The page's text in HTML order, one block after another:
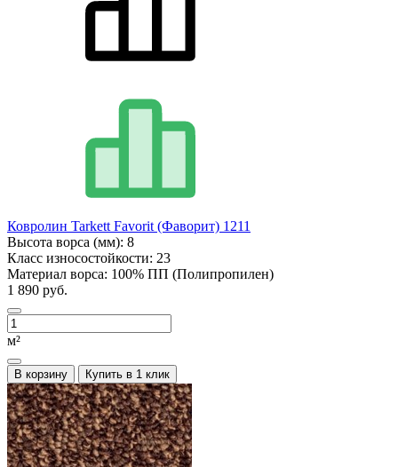
Ковролин Tarkett Favorit (Фаворит) 1211
Высота ворса (мм): 8
Класс износостойкости: 23
Материал ворса: 100% ПП (Полипропилен)
1 890 руб.
м²
В корзину Купить в 1 клик